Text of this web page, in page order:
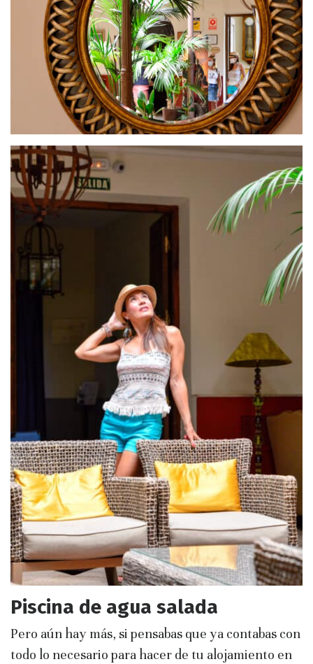
Piscina de agua salada
Pero aún hay más, si pensabas que ya contabas con
todo lo necesario para hacer de tu alojamiento en